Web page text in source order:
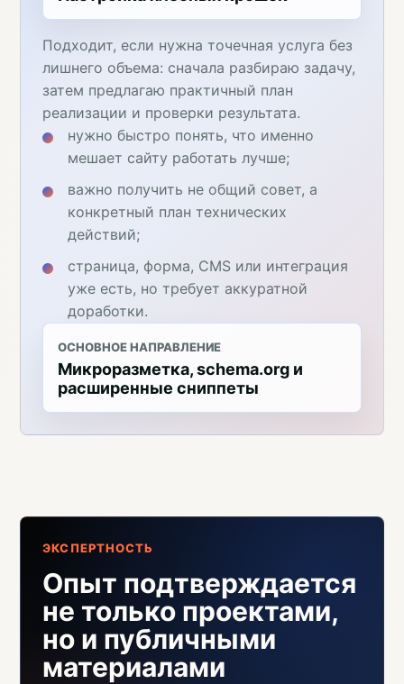
Подходит, если нужна точечная услуга без
лишнего объема: сначала разбираю задачу,
затем предлагаю практичный план
реализации и проверки результата.
нужно быстро понять, что именно
мешает сайту работать лучше;
важно получить не общий совет, а
конкретный план технических
действий;
страница, форма, CMS или интеграция
уже есть, но требует аккуратной
доработки.
ОСНОВНОЕ НАПРАВЛЕНИЕ
Микроразметка, schema.org и
расширенные сниппеты
ЭКСПЕРТНОСТЬ
Опыт подтверждается
не только проектами,
но и публичными
материалами